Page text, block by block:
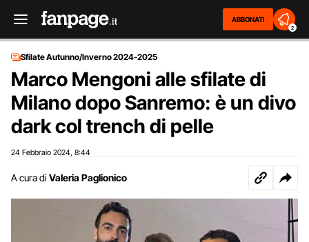
ABBONATI
2
Sfilate Autunno/Inverno 2024-2025
Marco Mengoni alle sfilate di
Milano dopo Sanremo: è un divo
dark col trench di pelle
24 Febbraio 2024 8:44
A cura di Valeria Paglionico